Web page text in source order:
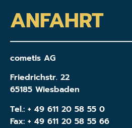
ANFAHRT
cometis AG
Friedrichstr. 22
65185 Wiesbaden
Tel.: + 49 611 20 58 55 0
Fax: + 49 611 20 58 55 66